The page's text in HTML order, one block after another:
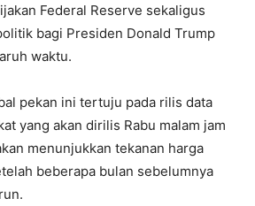
Federal Reserve sekaligus
bagi Presiden Donald Trump
waktu.
pekan ini tertuju pada rilis data
yang akan dirilis Rabu malam jam
menunjukkan tekanan harga
beberapa bulan sebelumnya